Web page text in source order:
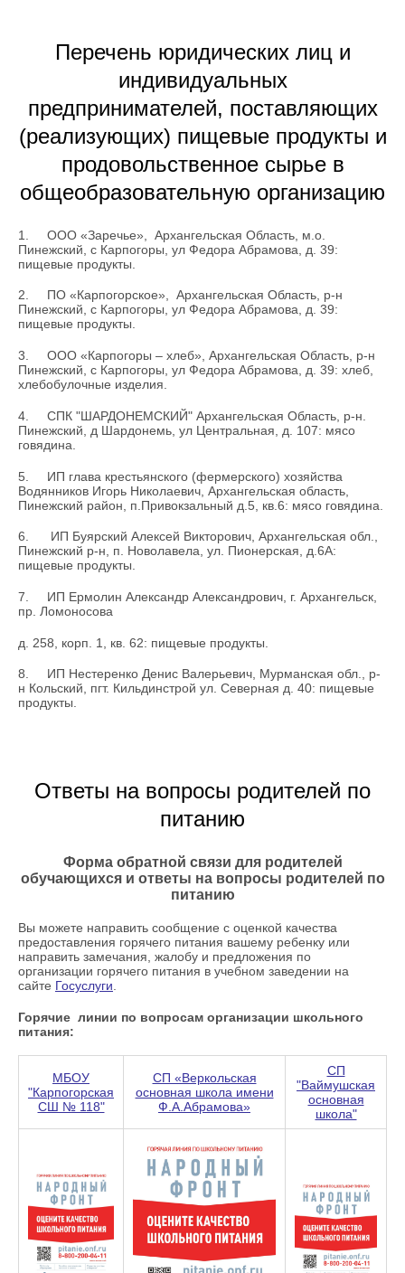
Перечень юридических лиц и
индивидуальных
предпринимателей, поставляющих
(реализующих) пищевые продукты и
продовольственное сырье в
общеобразовательную организацию
1. ООО «Заречье», Архангельская Область, м.о.
Пинежский, с Карпогоры, ул Федора Абрамова, д. 39:
пищевые продукты.
2. ПО «Карпогорское», Архангельская Область, р-н
Пинежский, с Карпогоры, ул Федора Абрамова, д. 39:
пищевые продукты.
3. ООО «Карпогоры – хлеб», Архангельская Область, р-н
Пинежский, с Карпогоры, ул Федора Абрамова, д. 39: хлеб,
хлебобулочные изделия.
4. СПК "ШАРДОНЕМСКИЙ" Архангельская Область, р-н.
Пинежский, д Шардонемь, ул Центральная, д. 107: мясо
говядина.
5. ИП глава крестьянского (фермерского) хозяйства
Водянников Игорь Николаевич, Архангельская область,
Пинежский район, п.Привокзальный д.5, кв.6: мясо говядина.
6.
ИП Буярский Алексей Викторович, Архангельская обл.,
Пинежский р-н, п. Новолавела, ул. Пионерская, д.6А:
пищевые продукты.
7. ИП Ермолин Александр Александрович, г. Архангельск,
пр. Ломоносова
д. 258, корп. 1, кв. 62: пищевые продукты.
8. ИП Нестеренко Денис Валерьевич, Мурманская обл., р-
н Кольский, пгт. Кильдинстрой ул. Северная д. 40: пищевые
продукты.
Ответы на вопросы родителей по
питанию
Форма обратной связи для родителей
обучающихся и ответы на вопросы родителей по
питанию
Вы можете направить сообщение с оценкой качества
предоставления горячего питания вашему ребенку или
направить замечания, жалобу и предложения по
организации горячего питания в учебном заведении на
сайте Госуслуги
Горячие линии по вопросам организации школьного
питания:
МБОУ
"Карпогорская
СШ № 118"
СП «Веркольская
основная школа имени
Ф.А.Абрамова»
СП
"Ваймушская
основная
школа"